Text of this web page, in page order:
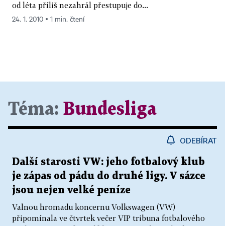
od léta příliš nezahrál přestupuje do...
24. 1. 2010 ▪ 1 min. čtení
Téma: Bundesliga
ODEBÍRAT
Další starosti VW: jeho fotbalový klub
je zápas od pádu do druhé ligy. V sázce
jsou nejen velké peníze
Valnou hromadu koncernu Volkswagen (VW)
připomínala ve čtvrtek večer VIP tribuna fotbalového